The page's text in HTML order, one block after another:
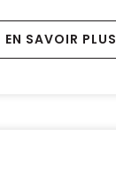
EN SAVOIR PLUS